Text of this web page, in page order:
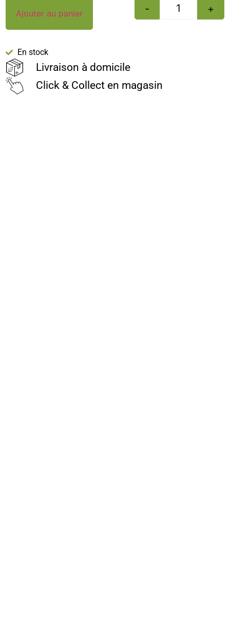
- +
Ajouter au panier
En stock
Livraison à domicile
Click & Collect en magasin